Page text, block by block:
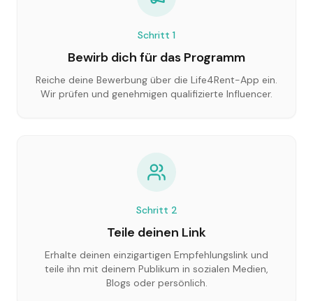
Schritt 1
Bewirb dich für das Programm
Reiche deine Bewerbung über die Life4Rent-App ein.
Wir prüfen und genehmigen qualifizierte Influencer.
Schritt 2
Teile deinen Link
Erhalte deinen einzigartigen Empfehlungslink und
teile ihn mit deinem Publikum in sozialen Medien,
Blogs oder persönlich.